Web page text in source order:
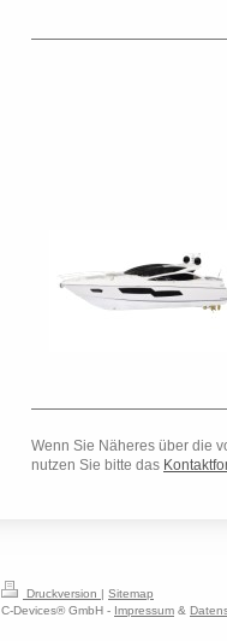
Wenn Sie Näheres über die
nutzen Sie bitte das
Druckversion | Sitemap
C-Devices® GmbH - Impressum &